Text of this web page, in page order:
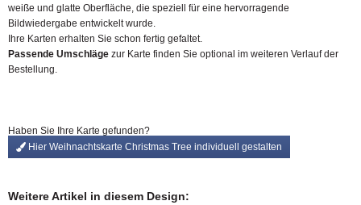
weiße und glatte Oberfläche, die speziell für eine hervorragende
Bildwiedergabe entwickelt wurde.
Ihre Karten erhalten Sie schon fertig gefaltet.
Passende Umschläge zur Karte finden Sie optional im weiteren Verlauf der
Bestellung.
Haben Sie Ihre Karte gefunden?
Hier Weihnachtskarte Christmas Tree individuell gestalten
Weitere Artikel in diesem Design: